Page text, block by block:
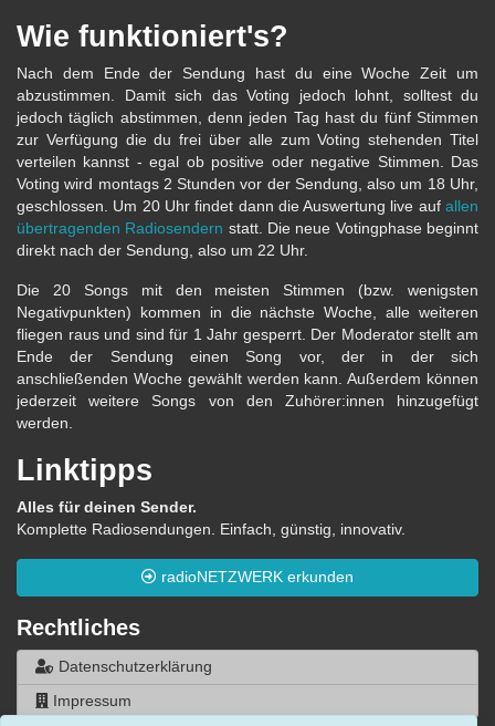
Wie funktioniert's?
Nach dem Ende der Sendung hast du eine Woche Zeit um
abzustimmen. Damit sich das Voting jedoch lohnt, solltest du
jedoch täglich abstimmen, denn jeden Tag hast du fünf Stimmen
zur Verfügung die du frei über alle zum Voting stehenden Titel
verteilen kannst - egal ob positive oder negative Stimmen. Das
Voting wird montags 2 Stunden vor der Sendung, also um 18 Uhr,
geschlossen. Um 20 Uhr findet dann die Auswertung live auf allen
übertragenden Radiosendern statt. Die neue Votingphase beginnt
direkt nach der Sendung, also um 22 Uhr.
Die 20 Songs mit den meisten Stimmen (bzw. wenigsten
Negativpunkten) kommen in die nächste Woche, alle weiteren
fliegen raus und sind für 1 Jahr gesperrt. Der Moderator stellt am
Ende der Sendung einen Song vor, der in der sich
anschließenden Woche gewählt werden kann. Außerdem können
jederzeit weitere Songs von den Zuhörer:innen hinzugefügt
werden.
Linktipps
Alles für deinen Sender.
Komplette Radiosendungen. Einfach, günstig, innovativ.
radioNETZWERK erkunden
Rechtliches
Datenschutzerklärung
Impressum